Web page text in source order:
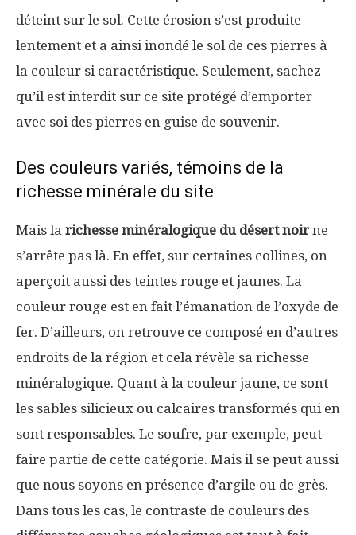
déteint sur le sol. Cette érosion s’est produite
lentement et a ainsi inondé le sol de ces pierres à
la couleur si caractéristique. Seulement, sachez
qu’il est interdit sur ce site protégé d’emporter
avec soi des pierres en guise de souvenir.
Des couleurs variés, témoins de la
richesse minérale du site
Mais la richesse minéralogique du désert noirne
s’arrête pas là. En effet, sur certaines collines, on
aperçoit aussi des teintes rouge et jaunes. La
couleur rouge est en fait l’émanation de l’oxyde de
fer. D’ailleurs, on retrouve ce composé en d’autres
endroits de la région et cela révèle sa richesse
minéralogique. Quant à la couleur jaune, ce sont
les sables silicieux ou calcaires transformés qui en
sont responsables. Le soufre, par exemple, peut
faire partie de cette catégorie. Mais il se peut aussi
que nous soyons en présence d’argile ou de grès.
Dans tous les cas, le contraste de couleurs des